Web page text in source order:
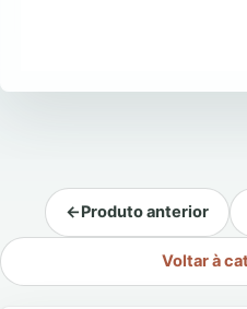
←Produto anterior
Voltar à